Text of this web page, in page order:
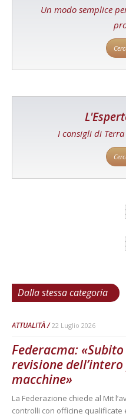
Un modo semplice
I consigli di
Dalla stessa categoria
ATTUALITÀ 22 Luglio 2026
Federacma:
revisione
macchine»
La Federazione chiede al Mit
controlli con officine qualificate